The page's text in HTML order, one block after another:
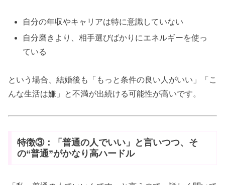
自分の年収やキャリアは特に意識していない
自分磨きより、相手選びばかりにエネルギーを使っ
ている
という場合、結婚後も「もっと条件の良い人がいい」「こ
んな生活は嫌」と不満が出続ける可能性が高いです。
特徴③：「普通の人でいい」と言いつつ、そ
の“普通”がかなり高ハードル